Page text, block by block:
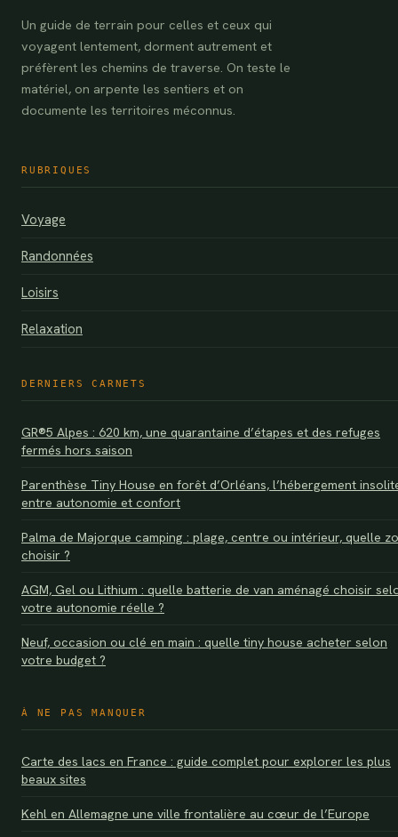
Un guide de terrain pour celles et ceux qui
voyagent lentement, dorment autrement et
préfèrent les chemins de traverse. On teste le
matériel, on arpente les sentiers et on
documente les territoires méconnus.
RUBRIQUES
Voyage
Randonnées
Loisirs
Relaxation
DERNIERS CARNETS
GR®5 Alpes : 620 km, une quarantaine d’étapes et des refuges
fermés hors saison
Parenthèse Tiny House en forêt d’Orléans, l’hébergement
entre autonomie et confort
Palma de Majorque camping : plage, centre ou intérieur, quelle
choisir ?
AGM, Gel ou Lithium : quelle batterie de van aménagé choisir
votre autonomie réelle ?
Neuf, occasion ou clé en main : quelle tiny house acheter selon
votre budget ?
À NE PAS MANQUER
Carte des lacs en France : guide complet pour explorer les plus
beaux sites
Kehl en Allemagne une ville frontalière au cœur de l’Europe